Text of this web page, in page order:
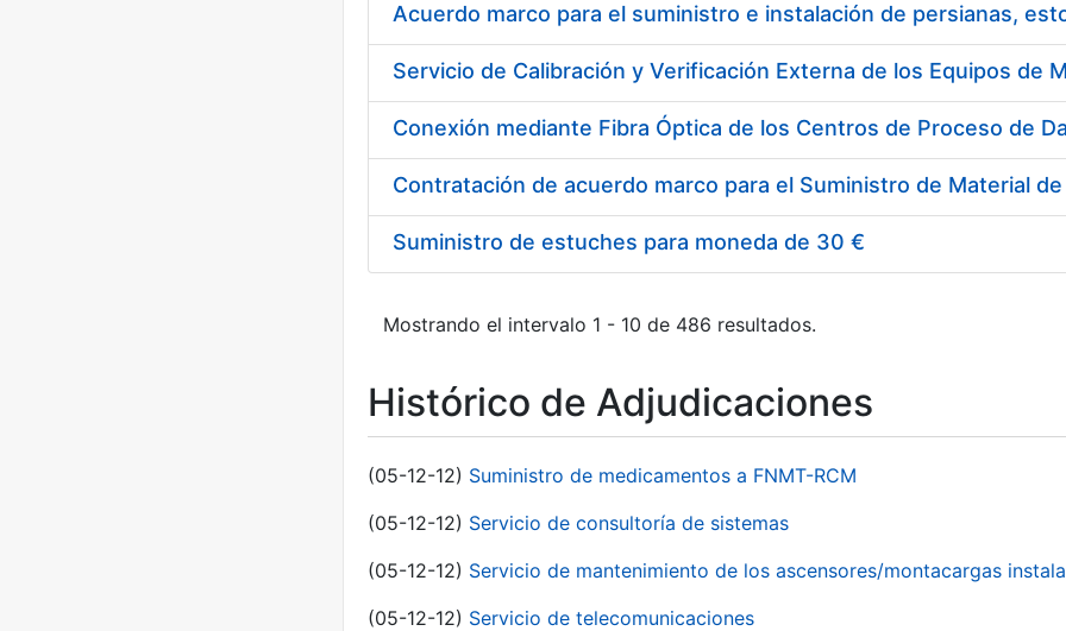
Acuerdo marco para el suministro e instalación de persianas,
Suministro de estuches para moneda de 30 €
Mostrando el intervalo 1 - 10 de 486 resultados.
Histórico de Adjudicaciones
(05-12-12) Suministro de medicamentos a FNMT-RCM
(05-12-12) Servicio de consultoría de sistemas
(05-12-12) Servicio de mantenimiento de los ascensores/montacargas
(05-12-12) Servicio de telecomunicaciones